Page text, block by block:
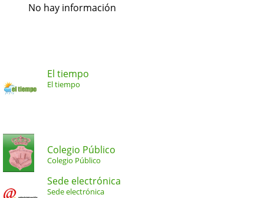
No hay información
El tiempo
El tiempo
Colegio Público
Colegio Público
Sede electrónica
Sede electrónica